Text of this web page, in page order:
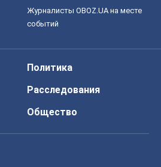
Журналисты OBOZ.UA на месте
событий
Политика
Расследования
Общество